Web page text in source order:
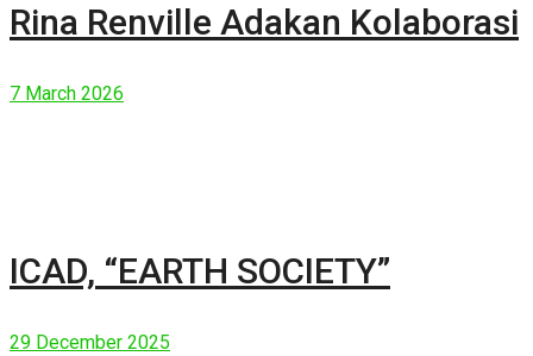
Rina Renville Adakan Kolaborasi
7 March 2026
ICAD, “EARTH SOCIETY”
29 December 2025